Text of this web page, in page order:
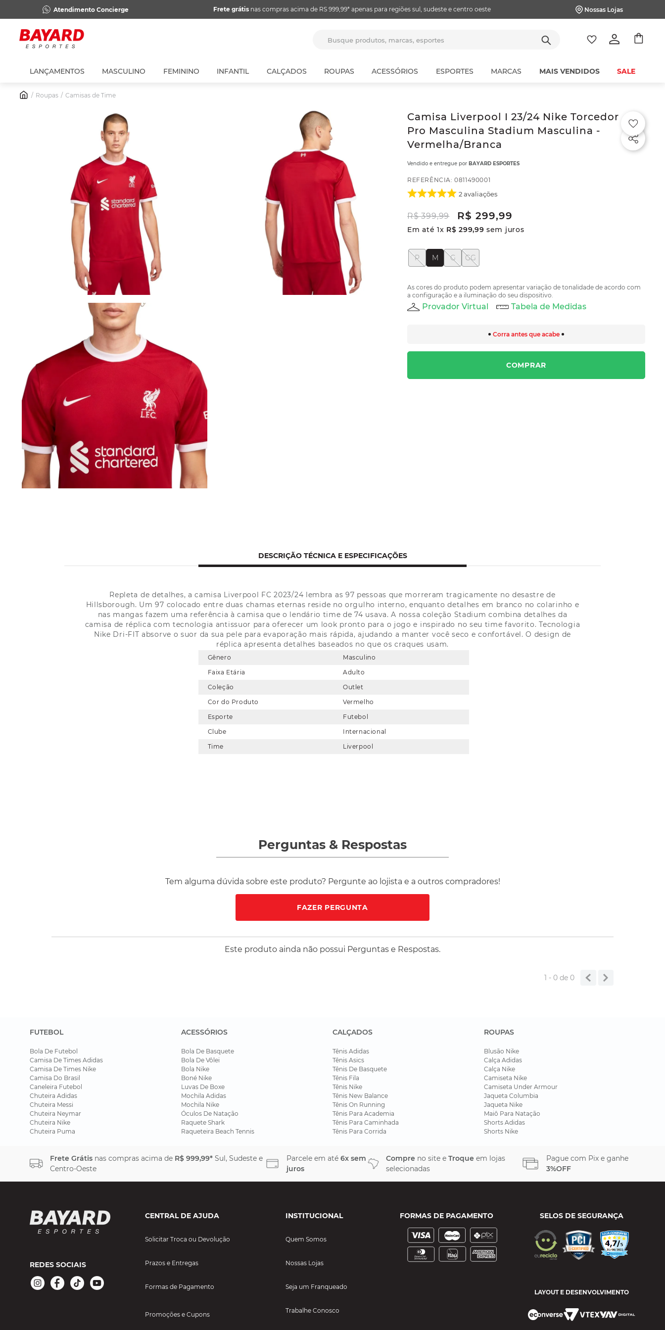
Atendimento Concierge Frete grátisnas compras acima de RS 999,99* apenas para regiões sul, sudeste e centro oeste Nossas Lojas
LANÇAMENTOS MASCULINO FEMININO INFANTIL CALÇADOS ROUPAS ACESSÓRIOS ESPORTES MARCAS MAIS VENDIDOS SALE
Roupas Camisas de Time
Camisa Liverpool I 23/24 Nike Torcedor
Pro Masculina Stadium Masculina -
Vermelha/Branca
Vendido e entregue por BAYARD ESPORTES
REFERÊNCIA:0811490001
2avaliações
R$ 399,99 R$ 299,99
Em até 1x R$ 299,99 sem juros
G GG
M
P
As cores do produto podem apresentar variação de tonalidade de acordo com
a configuração e a iluminação do seu dispositivo.
Provador Virtual Tabela de Medidas
Corra antes que acabe
COMPRAR
DESCRIÇÃO TÉCNICA E ESPECIFICAÇÕES
Repleta de detalhes, a camisa Liverpool FC 2023/24 lembra as 97 pessoas que morreram tragicamente no desastre de
Hillsborough. Um 97 colocado entre duas chamas eternas reside no orgulho interno, enquanto detalhes em branco no colarinho e
nas mangas fazem uma referência à camisa que o lendário time de 74 usava. A nossa coleção Stadium combina detalhes da
camisa de réplica com tecnologia antissuor para oferecer um look pronto para o jogo e inspirado no seu time favorito. Tecnologia
Nike Dri-FIT absorve o suor da sua pele para evaporação mais rápida, ajudando a manter você seco e confortável. O design de
réplica apresenta detalhes baseados no que os craques usam.
Gênero
Masculino
Faixa Etária
Adulto
Coleção
Outlet
Cor do Produto
Vermelho
Esporte
Futebol
Clube
Internacional
Time
Liverpool
Perguntas & Respostas
Tem alguma dúvida sobre este produto? Pergunte ao lojista e a outros compradores!
FAZER PERGUNTA
Este produto ainda não possui Perguntas e Respostas.
1 - 0de 0
FUTEBOL
Bola De Futebol
Camisa De Times Adidas
Camisa De Times Nike
Camisa Do Brasil
Caneleira Futebol
Chuteira Adidas
Chuteira Messi
Chuteira Neymar
Chuteira Nike
Chuteira Puma
ACESSÓRIOS
Bola De Basquete
Bola De Vôlei
Bola Nike
Boné Nike
Luvas De Boxe
Mochila Adidas
Mochila Nike
Óculos De Natação
Raquete Shark
Raqueteira Beach Tennis
CALÇADOS
Tênis Adidas
Tênis Asics
Tênis De Basquete
Tênis Fila
Tênis Nike
Tênis New Balance
Tênis On Running
Tênis Para Academia
Tênis Para Caminhada
Tênis Para Corrida
ROUPAS
Blusão Nike
Calça Adidas
Calça Nike
Camiseta Nike
Camiseta Under Armour
Jaqueta Columbia
Jaqueta Nike
Maiô Para Natação
Shorts Adidas
Shorts Nike
Frete Grátis nas compras acima de R$ 999,99* Sul, Sudeste e
Centro-Oeste
Parcele em até 6x sem
juros
Compre no site e Troque em lojas
selecionadas
Pague com Pix e ganhe
3%OFF
REDES SOCIAIS
CENTRAL DE AJUDA
Solicitar Troca ou Devolução
Prazos e Entregas
Formas de Pagamento
Promoções e Cupons
INSTITUCIONAL
Quem Somos
Nossas Lojas
Seja um Franqueado
Trabalhe Conosco
FORMAS DE PAGAMENTO SELOS DE SEGURANÇA
LAYOUT E DESENVOLVIMENTO